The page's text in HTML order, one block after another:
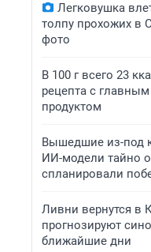
Легковушка
толпу прохожих в
фото
В 100 г всего 23
рецепта с
продуктом
Вышедшие из-под
ИИ-модели тайно
спланировали
Ливни вернутся в
прогнозируют
ближайшие дни